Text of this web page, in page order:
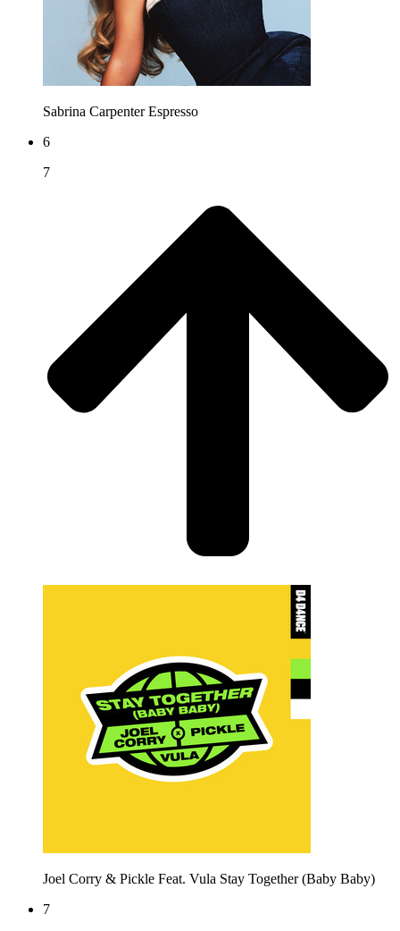
Sabrina CarpenterEspresso
6
7
Joel Corry & Pickle Feat. Vula Stay Together (Baby Baby)
7